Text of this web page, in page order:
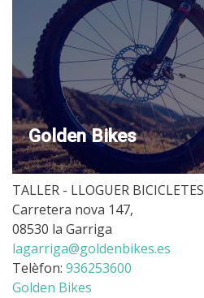
Golden Bikes
TALLER - LLOGUER BICICLETES
Carretera nova 147,
08530 la Garriga
lagarriga@goldenbikes.es
Telèfon: 936253600
Golden Bikes